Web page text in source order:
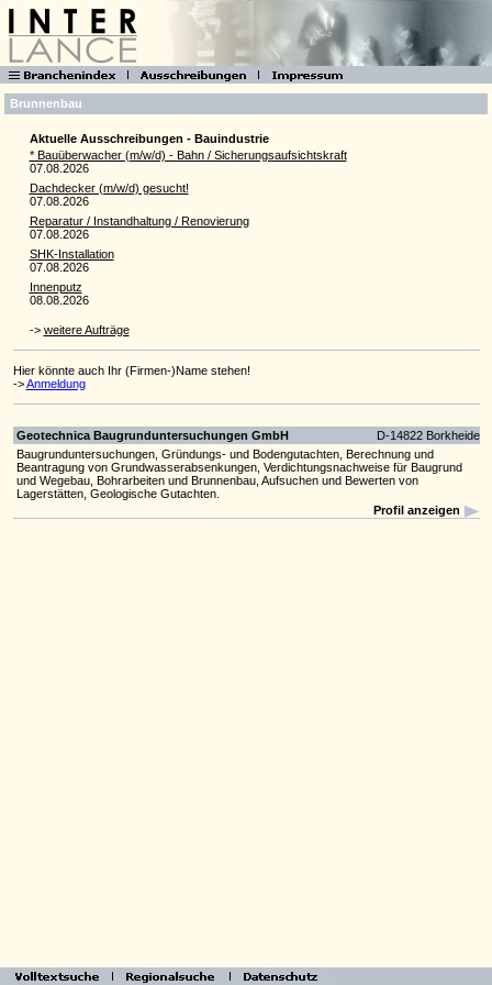
Brunnenbau
Aktuelle Ausschreibungen - Bauindustrie
* Bauüberwacher (m/w/d) - Bahn / Sicherungsaufsichtskraft
07.08.2026
Dachdecker (m/w/d) gesucht!
07.08.2026
Reparatur / Instandhaltung / Renovierung
07.08.2026
SHK-Installation
07.08.2026
Innenputz
08.08.2026
-> weitere Aufträge
Hier könnte auch Ihr (Firmen-)Name stehen!
->Anmeldung
Geotechnica Baugrunduntersuchungen GmbH
D-14822 Borkheide
Baugrunduntersuchungen, Gründungs- und Bodengutachten, Berechnung und
Beantragung von Grundwasserabsenkungen, Verdichtungsnachweise für Baugrund
und Wegebau, Bohrarbeiten und Brunnenbau, Aufsuchen und Bewerten von
Lagerstätten, Geologische Gutachten.
Profil anzeigen